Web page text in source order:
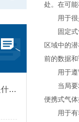
常见气体检测仪上的PPM指的是什么?
处。在可
用于很
固定式气
区域中的
前的数据
用于遵
当局要求
便携式气
用于有